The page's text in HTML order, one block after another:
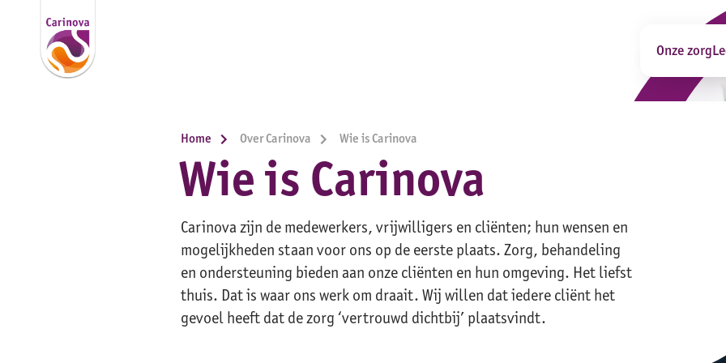
Onze zorg
Home Over Carinova Wie is Carinova
Wie is Carinova
Carinova zijn de medewerkers, vrijwilligers en cliënten; hun wensen en
mogelijkheden staan voor ons op de eerste plaats. Zorg, behandeling
en ondersteuning bieden aan onze cliënten en hun omgeving. Het liefst
thuis. Dat is waar ons werk om draait. Wij willen dat iedere cliënt het
gevoel heeft dat de zorg ‘vertrouwd dichtbij’ plaatsvindt.